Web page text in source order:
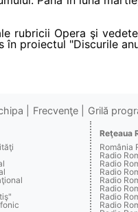
rubricii Opera şi
în proiectul "Discurile
Frecvenţe Grilă
Reţeaua
România
Radio
Radio
Radio
Radio
Radio
Radio
Radio